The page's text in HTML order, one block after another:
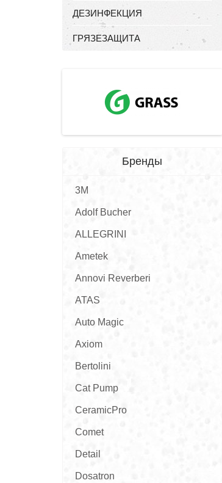
ДЕЗИНФЕКЦИЯ
ГРЯЗЕЗАЩИТА
Бренды
3M
Adolf Bucher
ALLEGRINI
Ametek
Annovi Reverberi
ATAS
Auto Magic
Axiom
Bertolini
Cat Pump
CeramicPro
Comet
Detail
Dosatron